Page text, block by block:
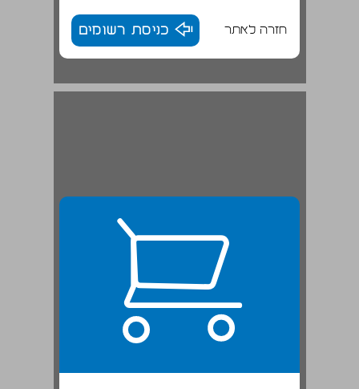
חזרה לאתר כניסת רשומים